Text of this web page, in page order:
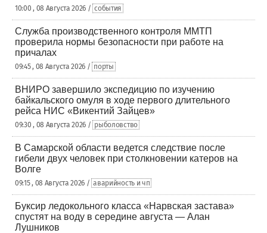
10:00 , 08 Августа 2026 / события
Служба производственного контроля ММТП
проверила нормы безопасности при работе на
причалах
09:45 , 08 Августа 2026 / порты
ВНИРО завершило экспедицию по изучению
байкальского омуля в ходе первого длительного
рейса НИС «Викентий Зайцев»
09:30 , 08 Августа 2026 / рыболовство
В Самарской области ведется следствие после
гибели двух человек при столкновении катеров на
Волге
09:15 , 08 Августа 2026 / аварийность и чп
Буксир ледокольного класса «Нарвская застава»
спустят на воду в середине августа — Алан
Лушников